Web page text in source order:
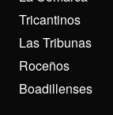
Tricantinos
Las Tribunas
Roceños
Boadillenses